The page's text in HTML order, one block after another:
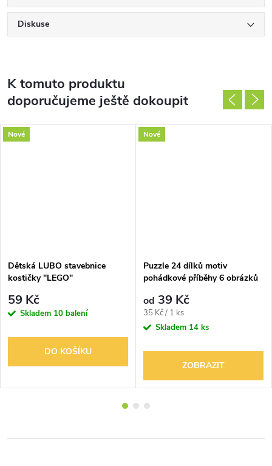
Diskuse
K tomuto produktu
doporučujeme ještě dokoupit
Nové
Dětská LUBO stavebnice
kostičky "LEGO"
59 Kč
Skladem 10 balení
DO KOŠÍKU
Nové
Puzzle 24 dílků motiv
pohádkové příběhy 6 obrázků
od 39 Kč
Měrná
cena:
35 Kč / 1 ks
Skladem 14 ks
ZOBRAZIT